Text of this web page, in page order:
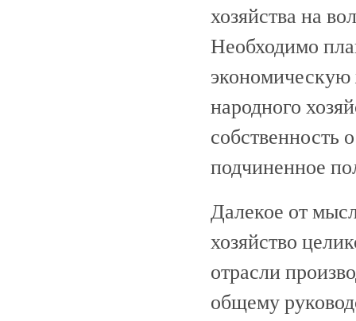
хозяйства на
Необходимо
экономическую
народного
собственность
подчиненное
Далекое от
хозяйство
отрасли
общему